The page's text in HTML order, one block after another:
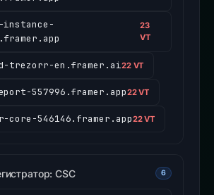
instance-
23
VT
trezorr-en.framer.ai22 VT
557996.framer.app22 VT
core-546146.framer.app22 VT
CSC 6